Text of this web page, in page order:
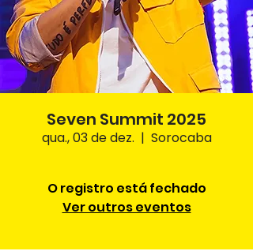
Seven Summit 2025
qua., 03 de dez.
  |
Sorocaba
O registro está fechado
Ver outros eventos